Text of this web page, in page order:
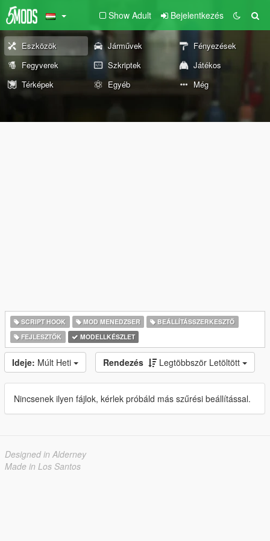
Show Adult Bejelentkezés
Eszközök Járművek
Fényezések
Fegyverek
Szkriptek
Játékos
Térképek
Egyéb Még
SCRIPT HOOK MOD MENEDZSER
BEÁLLÍTÁSSZERKESZTŐ
FEJLESZTŐK
MODELLKÉSZLET
Ideje: Múlt Heti Rendezés Legtöbbször Letöltött
Nincsenek ilyen fájlok, kérlek próbáld más szűrési beállítással.
Designed in Alderney
Made in Los Santos